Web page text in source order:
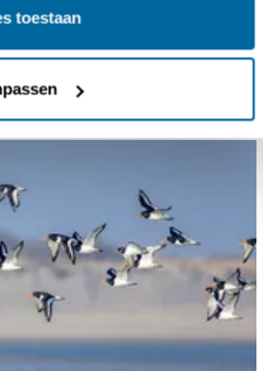
toestaan